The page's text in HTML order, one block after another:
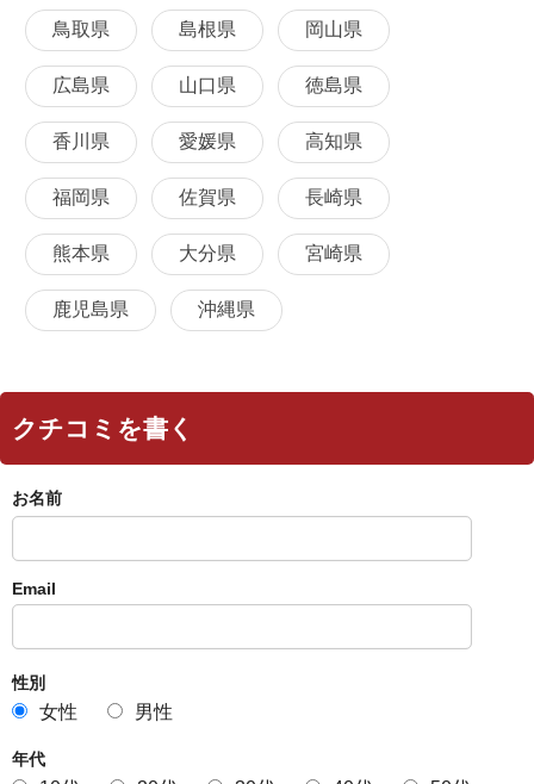
鳥取県 島根県 岡山県
広島県 山口県 徳島県
香川県 愛媛県 高知県
福岡県 佐賀県 長崎県
熊本県 大分県 宮崎県
鹿児島県 沖縄県
クチコミを書く
お名前
Email
性別
女性 男性
年代